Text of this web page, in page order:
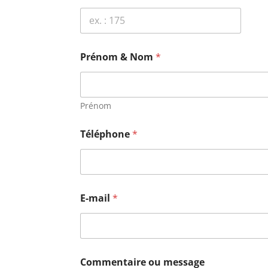
Prénom & Nom*
Prénom
Téléphone*
E-mail*
Commentaire ou message